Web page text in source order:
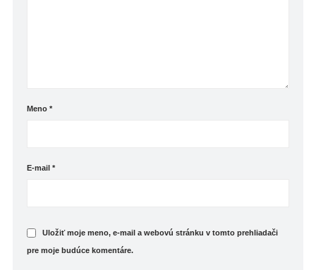
Meno*
E-mail*
Uložiť moje meno, e-mail a webovú stránku v tomto prehliadači
pre moje budúce komentáre.